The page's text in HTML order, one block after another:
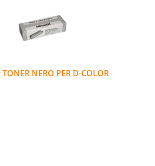
NERO PER D-COLOR